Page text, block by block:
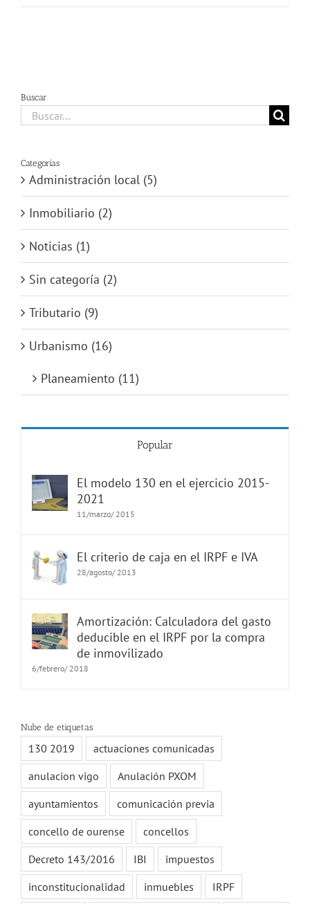
Buscar
Buscar:
Categorías
Administración local (5)
Inmobiliario (2)
Noticias (1)
Sin categoría (2)
Tributario (9)
Urbanismo (16)
Planeamiento (11)
Popular
El modelo 130 en el ejercicio 2015-
2021
11/marzo/ 2015
El criterio de caja en el IRPF e IVA
28/agosto/ 2013
Amortización: Calculadora del gasto
deducible en el IRPF por la compra
de inmovilizado
6/febrero/ 2018
Nube de etiquetas
130 2019
actuaciones comunicadas
anulacion vigo
Anulación PXOM
ayuntamientos
comunicación previa
concello de ourense
concellos
Decreto 143/2016
IBI
impuestos
inconstitucionalidad
inmuebles IRPF